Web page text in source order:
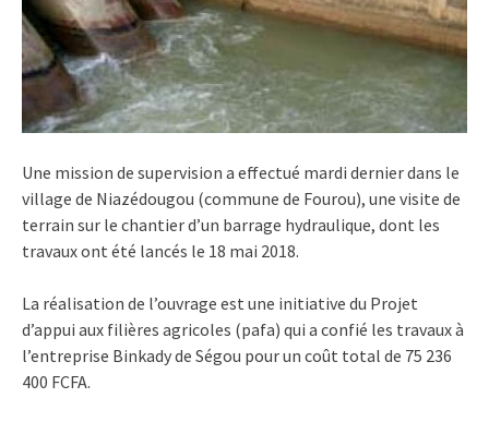
Une mission de supervision a effectué mardi dernier dans le
village de Niazédougou (commune de Fourou), une visite de
terrain sur le chantier d’un barrage hydraulique, dont les
travaux ont été lancés le 18 mai 2018.
La réalisation de l’ouvrage est une initiative du Projet
d’appui aux filières agricoles (pafa) qui a confié les travaux à
l’entreprise Binkady de Ségou pour un coût total de 75 236
400 FCFA.